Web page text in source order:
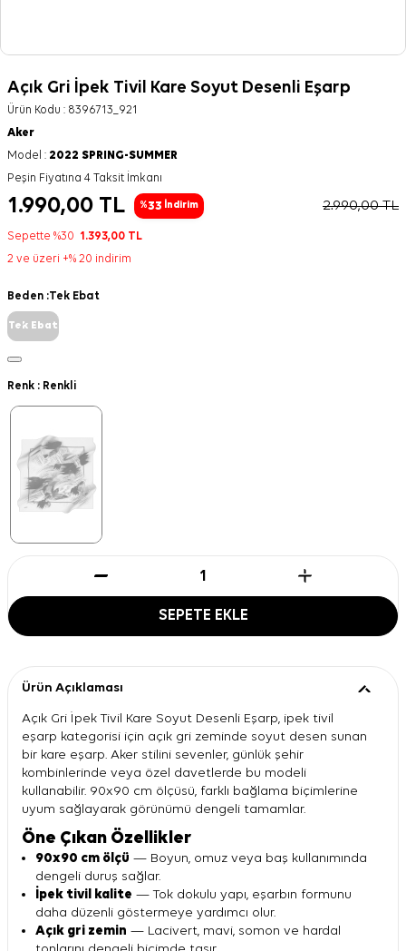
Açık Gri İpek Tivil Kare Soyut Desenli Eşarp
Ürün Kodu : 8396713_921
Aker
Model : 2022 SPRING-SUMMER
Peşin Fiyatına 4 Taksit İmkanı
1.990,00 TL %33 İndirim 2.990,00TL
Sepette %30 1.393,00 TL
2 ve üzeri +% 20 indirim
Beden :Tek Ebat
Tek Ebat
Renk : Renkli
SEPETE EKLE
Ürün Açıklaması
Açık Gri İpek Tivil Kare Soyut Desenli Eşarp, ipek tivil
eşarp kategorisi için açık gri zeminde soyut desen sunan
bir kare eşarp. Aker stilini sevenler, günlük şehir
kombinlerinde veya özel davetlerde bu modeli
kullanabilir. 90x90 cm ölçüsü, farklı bağlama biçimlerine
uyum sağlayarak görünümü dengeli tamamlar.
Öne Çıkan Özellikler
90x90 cm ölçü — Boyun, omuz veya baş kullanımında
dengeli duruş sağlar.
İpek tivil kalite — Tok dokulu yapı, eşarbın formunu
daha düzenli göstermeye yardımcı olur.
Açık gri zemin — Lacivert, mavi, somon ve hardal